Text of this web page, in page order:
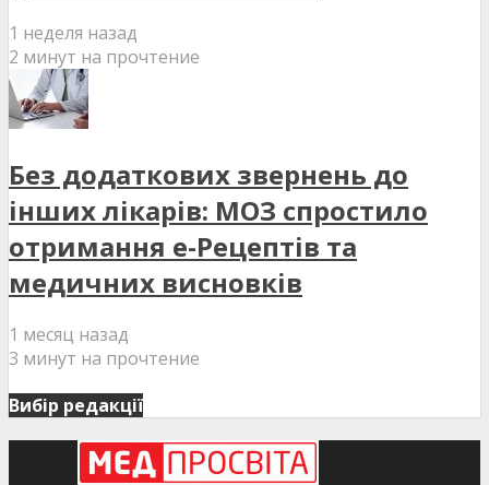
1 неделя назад
2 минут на прочтение
Без додаткових звернень до
інших лікарів: МОЗ спростило
отримання е-Рецептів та
медичних висновків
1 месяц назад
3 минут на прочтение
Вибір редакції